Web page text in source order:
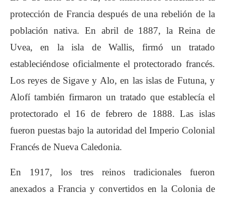
protección de Francia después de una rebelión de la
población nativa. En abril de 1887, la Reina de
Uvea, en la isla de Wallis, firmó un tratado
estableciéndose oficialmente el protectorado francés.
Los reyes de Sigave y Alo, en las islas de Futuna, y
Alofí también firmaron un tratado que establecía el
protectorado el 16 de febrero de 1888. Las islas
fueron puestas bajo la autoridad del Imperio Colonial
Francés de Nueva Caledonia.
En 1917, los tres reinos tradicionales fueron
anexados a Francia y convertidos en la Colonia de